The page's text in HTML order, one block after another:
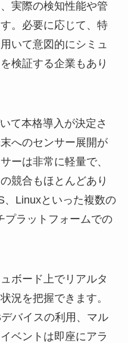
実際の検知性能や管
。必要に応じて、特
いて意図的にシミュ
検証する企業もあり
て本格導入が決定さ
へのセンサー展開が
ーは非常に軽量で、
競合もほとんどあり
、Linuxといった複数の
プラットフォームでの
ボード上でリアルタ
況を把握できます。
バイスの利用、マル
ベントは即座にアラ